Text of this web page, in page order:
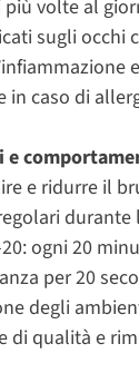
volte al
sugli occhi
in caso di
e
e ridurre il
durante
ogni 20
per 20
degli
di qualità e